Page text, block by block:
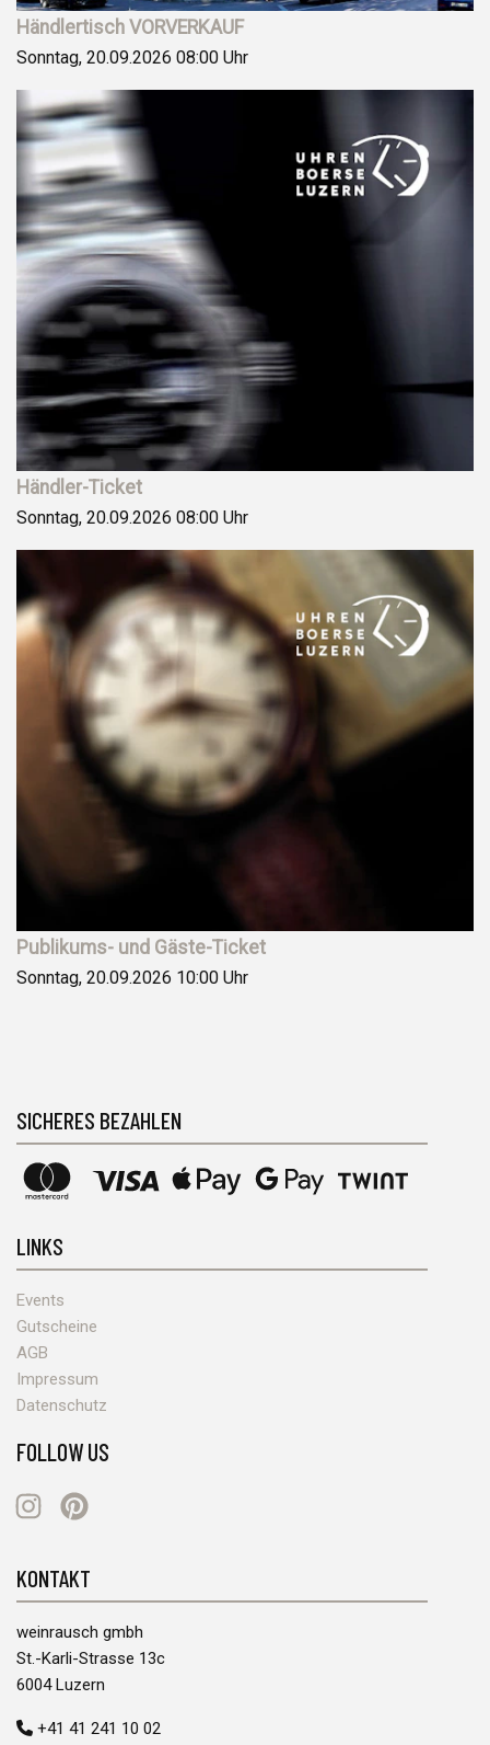
Händlertisch VORVERKAUF
Sonntag, 20.09.2026 08:00 Uhr
Händler-Ticket
Sonntag, 20.09.2026 08:00 Uhr
Publikums- und Gäste-Ticket
Sonntag, 20.09.2026 10:00 Uhr
SICHERES BEZAHLEN
LINKS
Events
Gutscheine
AGB
Impressum
Datenschutz
FOLLOW US
InstagramPinterest
KONTAKT
weinrausch gmbh
St.-Karli-Strasse 13c
6004 Luzern
+41 41 241 10 02